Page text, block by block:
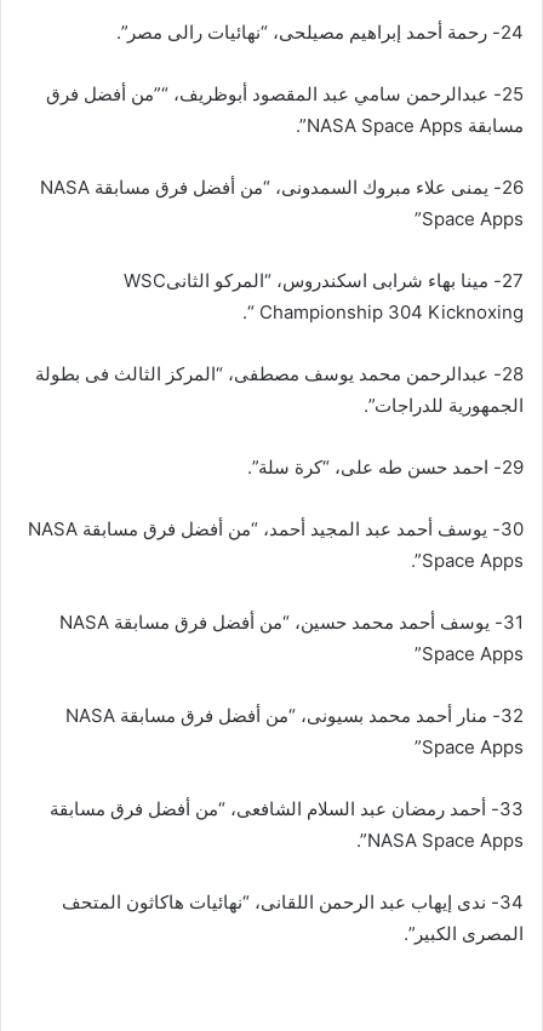
24- رحمة أحمد إبراهيم مصيلحى، “نهائيات رالى مصر”.
25- عبدالرحمن سامي عبد المقصود أبوظريف، “”من أفضل فرق
مسابقة NASA Space Apps”.
26- يمنى علاء مبروك السمدونى، “من أفضل فرق مسابقة NASA
Space Apps”
27- مينا بهاء شرابی اسكندروس، “المركو الثانىWSC
Championship 304 Kicknoxing “.
28- عبدالرحمن محمد يوسف مصطفى، “المركز الثالث فى بطولة
الجمهورية للدراجات”.
29- احمد حسن طه على، “كرة سلة”.
30- يوسف أحمد عبد المجيد أحمد، “من أفضل فرق مسابقة NASA
Space Apps”.
31- يوسف أحمد محمد حسين، “من أفضل فرق مسابقة NASA
Space Apps”
32- منار أحمد محمد بسيونى، “من أفضل فرق مسابقة NASA
Space Apps”
33- أحمد رمضان عبد السلام الشافعى، “من أفضل فرق مسابقة
NASA Space Apps”.
34- ندى إيهاب عبد الرحمن اللقانى، “نهائيات هاكاثون المتحف
المصرى الكبير”.